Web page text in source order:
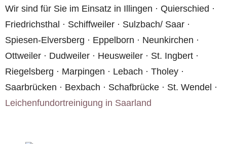
Kontaktformular
Wir sind für Sie im Einsatz in Illingen · Quierschied ·
Friedrichsthal · Schiffweiler · Sulzbach/ Saar ·
Spiesen-Elversberg · Eppelborn · Neunkirchen ·
Ottweiler · Dudweiler · Heusweiler · St. Ingbert ·
Riegelsberg · Marpingen · Lebach · Tholey ·
Saarbrücken · Bexbach · Schafbrücke · St. Wendel ·
Leichenfundortreinigung in Saarland